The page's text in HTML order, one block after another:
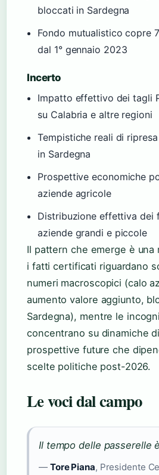
bloccati in Sardegna
Fondo mutualistico copre
dal 1° gennaio 2023
Incerto
Impatto effettivo dei tagli
su Calabria e altre regioni
Tempistiche reali di
in Sardegna
Prospettive economiche
aziende agricole
Distribuzione effettiva dei
aziende grandi e piccole
Il pattern che emerge è una
i fatti certificati riguardano
numeri macroscopici (calo
aumento valore aggiunto,
Sardegna), mentre le
concentrano su dinamiche
prospettive future che
scelte politiche post-2026.
Le voci dal campo
Il tempo delle passerelle
— Tore Piana, Presidente